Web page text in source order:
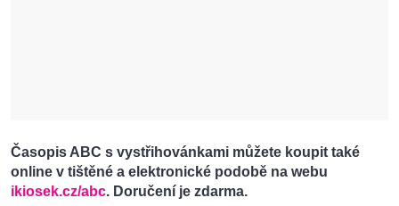
Časopis ABC s vystřihovánkami můžete koupit také
online v tištěné a elektronické podobě na webu
ikiosek.cz/abc. Doručení je zdarma.